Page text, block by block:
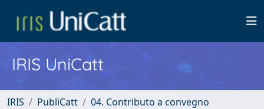
IRIS UniCatt
IRIS PubliCatt
04. Contributo a convegno